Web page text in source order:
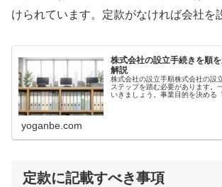
けられています。定款がなければ会社を
株式会社の設立手続きを順
解説
株式会社の設立手順株式会社の設
ステップを踏む必要があります。
いきましょう。事業目的を決める
yoganbe.com
定款に記載すべき事項